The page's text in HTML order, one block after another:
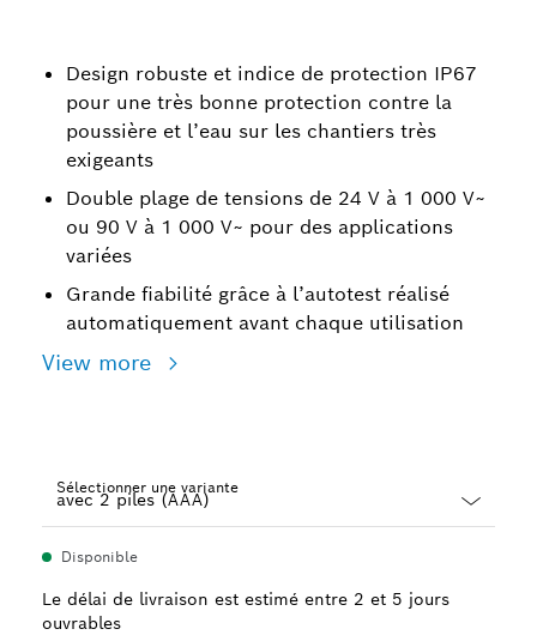
Design robuste et indice de protection IP67
pour une très bonne protection contre la
poussière et l’eau sur les chantiers très
exigeants
Double plage de tensions de 24 V à 1 000 V~
ou 90 V à 1 000 V~ pour des applications
variées
Grande fiabilité grâce à l’autotest réalisé
automatiquement avant chaque utilisation
View more
Sélectionner une variante
closed
Disponible
Le délai de livraison est estimé entre 2 et 5 jours
ouvrables